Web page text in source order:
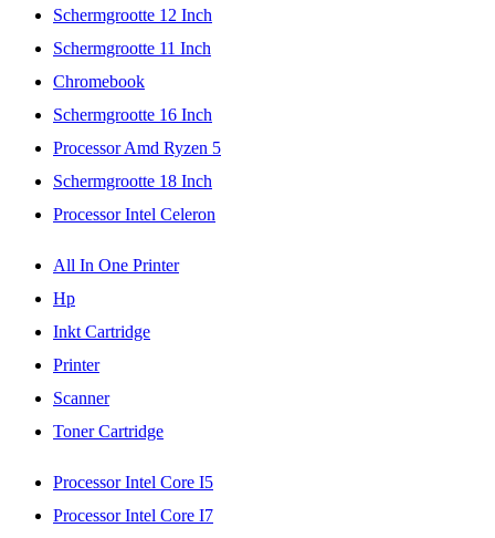
Schermgrootte 12 Inch
Schermgrootte 11 Inch
Chromebook
Schermgrootte 16 Inch
Processor Amd Ryzen 5
Schermgrootte 18 Inch
Processor Intel Celeron
All In One Printer
Hp
Inkt Cartridge
Printer
Scanner
Toner Cartridge
Processor Intel Core I5
Processor Intel Core I7